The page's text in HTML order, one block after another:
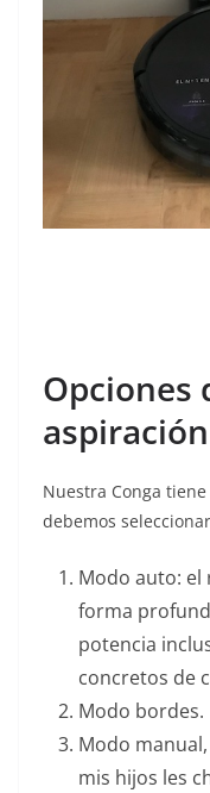
Opciones
aspiración
Nuestra Conga
debemos
Modo auto: el
forma
potencia
concretos de
Modo bordes.
Modo
mis hijos les